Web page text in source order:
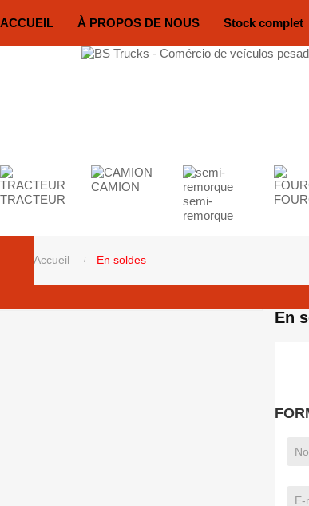
ACCUEIL À PROPOS DE NOUS Stock complet
TRACTEUR
CAMION
semi-
remorque
Accueil En soldes
En